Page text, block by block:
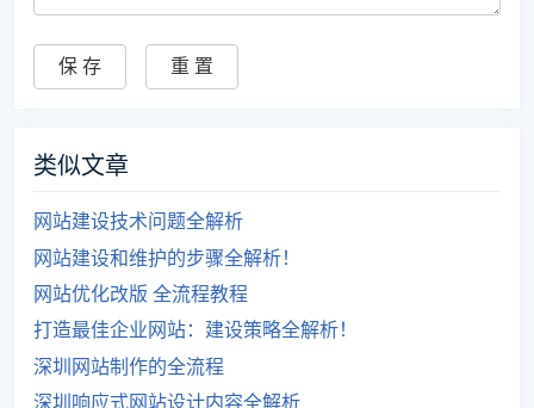
类似文章
网站建设技术问题全解析
网站建设和维护的步骤全解析！
网站优化改版 全流程教程
打造最佳企业网站：建设策略全解析！
深圳网站制作的全流程
深圳响应式网站设计内容全解析